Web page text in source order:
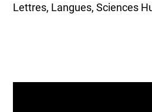
Lettres, Langues, Sciences